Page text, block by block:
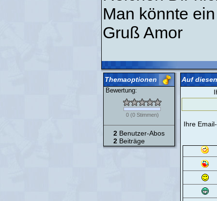
Man könnte
Gruß Amor
Themaoptionen
Bewertung:
0 (0 Stimmen)
2 Benutzer-Abos
2 Beiträge
Auf
Ihre